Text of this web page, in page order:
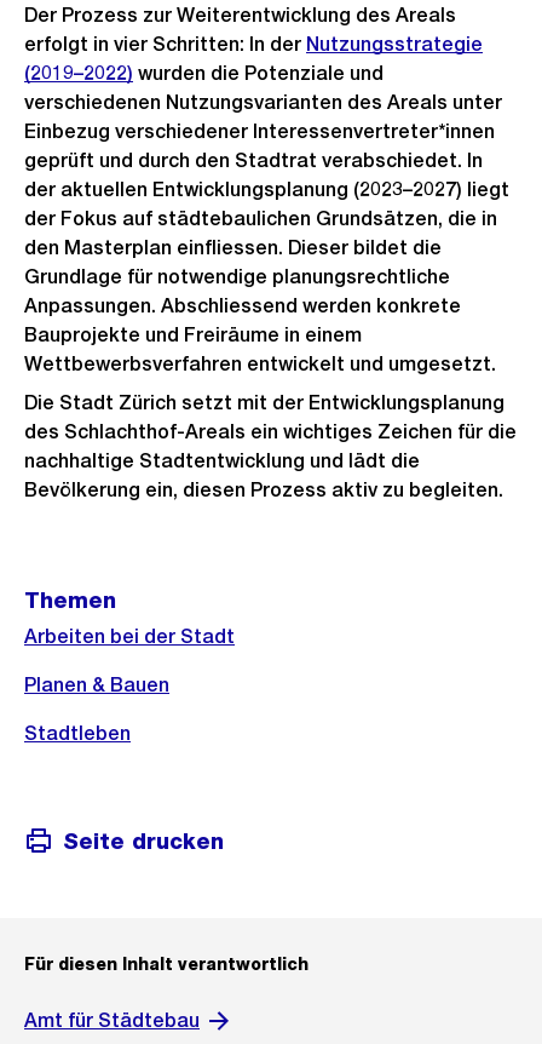
Der Prozess zur Weiterentwicklung des Areals
erfolgt in vier Schritten: In der Nutzungsstrategie
(2019–2022) wurden die Potenziale und
verschiedenen Nutzungsvarianten des Areals unter
Einbezug verschiedener Interessenvertreter*innen
geprüft und durch den Stadtrat verabschiedet. In
der aktuellen Entwicklungsplanung (2023–2027) liegt
der Fokus auf städtebaulichen Grundsätzen, die in
den Masterplan einfliessen. Dieser bildet die
Grundlage für notwendige planungsrechtliche
Anpassungen. Abschliessend werden konkrete
Bauprojekte und Freiräume in einem
Wettbewerbsverfahren entwickelt und umgesetzt.
Die Stadt Zürich setzt mit der Entwicklungsplanung
des Schlachthof-Areals ein wichtiges Zeichen für die
nachhaltige Stadtentwicklung und lädt die
Bevölkerung ein, diesen Prozess aktiv zu begleiten.
Informationen
Themen
Arbeiten bei der Stadt
Planen & Bauen
Stadtleben
Seite drucken
Für diesen Inhalt verantwortlich
Amt für Städtebau